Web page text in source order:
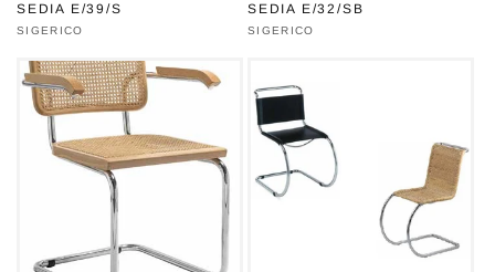
SEDIA E/39/S
Produttore:
SIGERICO
SEDIA E/32/SB
Produttore:
SIGERICO